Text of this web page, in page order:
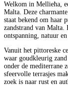
Welkom in Mellieħa,
Malta. Deze
staat bekend om haar
zandstrand van Malta.
ontspanning, natuur
Vanuit het pittoreske
waar goudkleurig
onder de mediterrane
sfeervolle terrasjes
zoek is naar rust en